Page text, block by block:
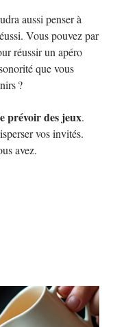
aussi penser à
Vous pouvez par
réussir un apéro
que vous
?
prévoir des jeux.
vos invités.
avez.